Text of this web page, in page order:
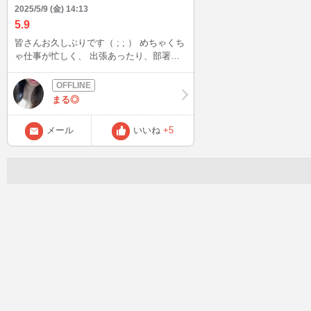
2025/5/9 (金) 14:13
5.9
皆さんお久しぶりです（ ; ; ） めちゃくち
ゃ仕事が忙しく、 出張あったり、部署異
ーとInしょうかw
まる◎
メール いいね +5